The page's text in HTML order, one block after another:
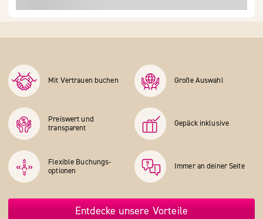
Mit Vertrauen buchen Große Auswahl
Preiswert und
transparent
Gepäck inklusive
Flexible Buchungs­
optionen
Immer an deiner Seite
Entdecke unsere Vorteile